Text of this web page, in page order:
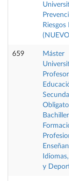
Riesgos
659
Máster
y